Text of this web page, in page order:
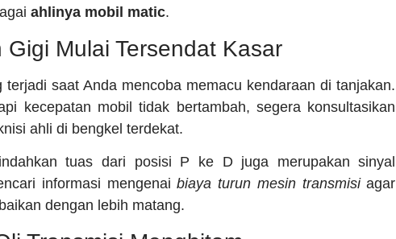
ahlinya mobil matic.
Mulai Tersendat Kasar
terjadi saat Anda mencoba memacu kendaraan di tanjakan.
kecepatan mobil tidak bertambah, segera konsultasikan
ahli di bengkel terdekat.
tuas dari posisi P ke D juga merupakan sinyal
informasi mengenaibiaya turun mesin transmisiagar
dengan lebih matang.